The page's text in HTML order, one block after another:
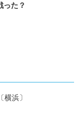
た？
〔横浜〕